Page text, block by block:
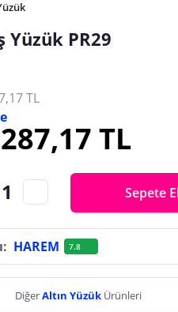
Yüzük PR29
TL
TL
Sepete
HAREM 7.8
DiğerAltın Yüzük Ürünleri